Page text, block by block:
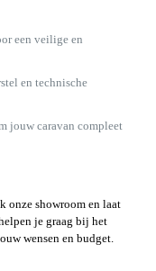
een veilige en
en technische
jouw caravan compleet
onze showroom en laat
je graag bij het
wensen en budget.